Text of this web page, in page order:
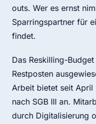
outs. Wer es ernst
Sparringspartner für
findet.
Das Reskilling-
Restposten
Arbeit bietet seit
nach SGB III an.
durch Digitalisierung